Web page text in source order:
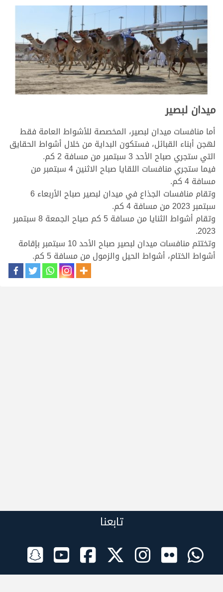
ميدان لبصير
أما منافسات ميدان لبصير، المخصصة للأشواط العامة فقط
لهجن أبناء القبائل، فستكون البداية من خلال أشواط الحقايق
التي ستجري صباح الأحد 3 سبتمبر من مسافة 2 كم.
فيما ستجري منافسات اللقايا صباح الاثنين 4 سبتمبر من
مسافة 4 كم.
وتقام منافسات الجذاع في ميدان لبصير صباح الأربعاء 6
سبتمبر 2023 من مسافة 4 كم.
وتقام أشواط الثنايا من مسافة 5 كم صباح الجمعة 8 سبتمبر
2023.
وتختتم منافسات ميدان لبصير صباح الأحد 10 سبتمبر بإقامة
أشواط الختام، أشواط الحيل والزمول من مسافة 5 كم.
تابعنا